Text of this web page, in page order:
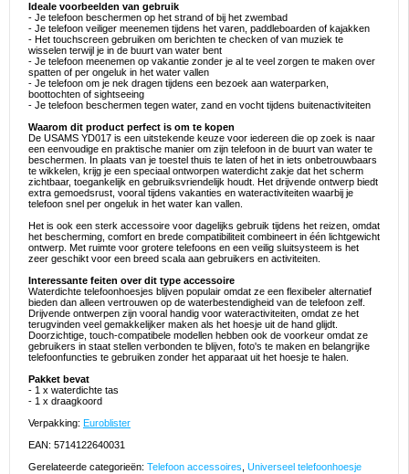
Ideale voorbeelden van gebruik
- Je telefoon beschermen op het strand of bij het zwembad
- Je telefoon veiliger meenemen tijdens het varen, paddleboarden of kajakken
- Het touchscreen gebruiken om berichten te checken of van muziek te
wisselen terwijl je in de buurt van water bent
- Je telefoon meenemen op vakantie zonder je al te veel zorgen te maken over
spatten of per ongeluk in het water vallen
- Je telefoon om je nek dragen tijdens een bezoek aan waterparken,
boottochten of sightseeing
- Je telefoon beschermen tegen water, zand en vocht tijdens buitenactiviteiten
Waarom dit product perfect is om te kopen
De USAMS YD017 is een uitstekende keuze voor iedereen die op zoek is naar
een eenvoudige en praktische manier om zijn telefoon in de buurt van water te
beschermen. In plaats van je toestel thuis te laten of het in iets onbetrouwbaars
te wikkelen, krijg je een speciaal ontworpen waterdicht zakje dat het scherm
zichtbaar, toegankelijk en gebruiksvriendelijk houdt. Het drijvende ontwerp biedt
extra gemoedsrust, vooral tijdens vakanties en wateractiviteiten waarbij je
telefoon snel per ongeluk in het water kan vallen.
Het is ook een sterk accessoire voor dagelijks gebruik tijdens het reizen, omdat
het bescherming, comfort en brede compatibiliteit combineert in één lichtgewicht
ontwerp. Met ruimte voor grotere telefoons en een veilig sluitsysteem is het
zeer geschikt voor een breed scala aan gebruikers en activiteiten.
Interessante feiten over dit type accessoire
Waterdichte telefoonhoesjes blijven populair omdat ze een flexibeler alternatief
bieden dan alleen vertrouwen op de waterbestendigheid van de telefoon zelf.
Drijvende ontwerpen zijn vooral handig voor wateractiviteiten, omdat ze het
terugvinden veel gemakkelijker maken als het hoesje uit de hand glijdt.
Doorzichtige, touch-compatibele modellen hebben ook de voorkeur omdat ze
gebruikers in staat stellen verbonden te blijven, foto's te maken en belangrijke
telefoonfuncties te gebruiken zonder het apparaat uit het hoesje te halen.
Pakket bevat
- 1 x waterdichte tas
- 1 x draagkoord
Verpakking: Euroblister
EAN: 5714122640031
Gerelateerde categorieën: Telefoon accessoires Universeel telefoonhoesje